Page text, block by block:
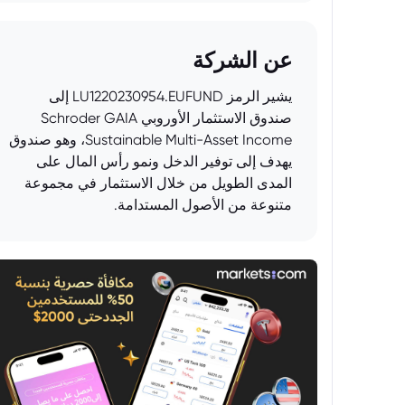
عن الشركة
يشير الرمز LU1220230954.EUFUND إلى
صندوق الاستثمار الأوروبي Schroder GAIA
Sustainable Multi-Asset Income، وهو صندوق
يهدف إلى توفير الدخل ونمو رأس المال على
المدى الطويل من خلال الاستثمار في مجموعة
متنوعة من الأصول المستدامة.